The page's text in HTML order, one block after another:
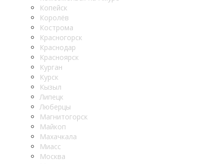
Копейск
Королёв
Кострома
Красногорск
Краснодар
Красноярск
Курган
Курск
Кызыл
Липецк
Люберцы
Магнитогорск
Майкоп
Махачкала
Миасс
Москва